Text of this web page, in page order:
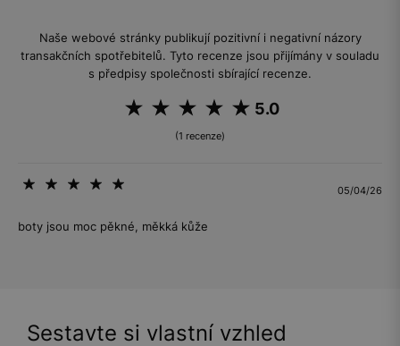
Naše webové stránky publikují pozitivní i negativní názory
transakčních spotřebitelů. Tyto recenze jsou přijímány v souladu
s předpisy společnosti sbírající recenze.
5.0
(1 recenze)
05/04/26
boty jsou moc pěkné, měkká kůže
Sestavte si vlastní vzhled